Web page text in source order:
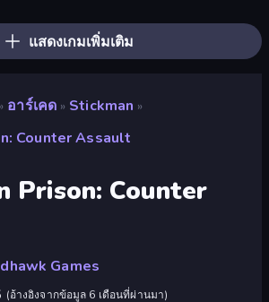
แสดงเกมเพิ่มเติม
» อาร์เคด » Stickman »
Counter Assault
Prison: Counter
Games
(อ้างอิงจากข้อมูล 6 เดือนที่ผ่านมา)